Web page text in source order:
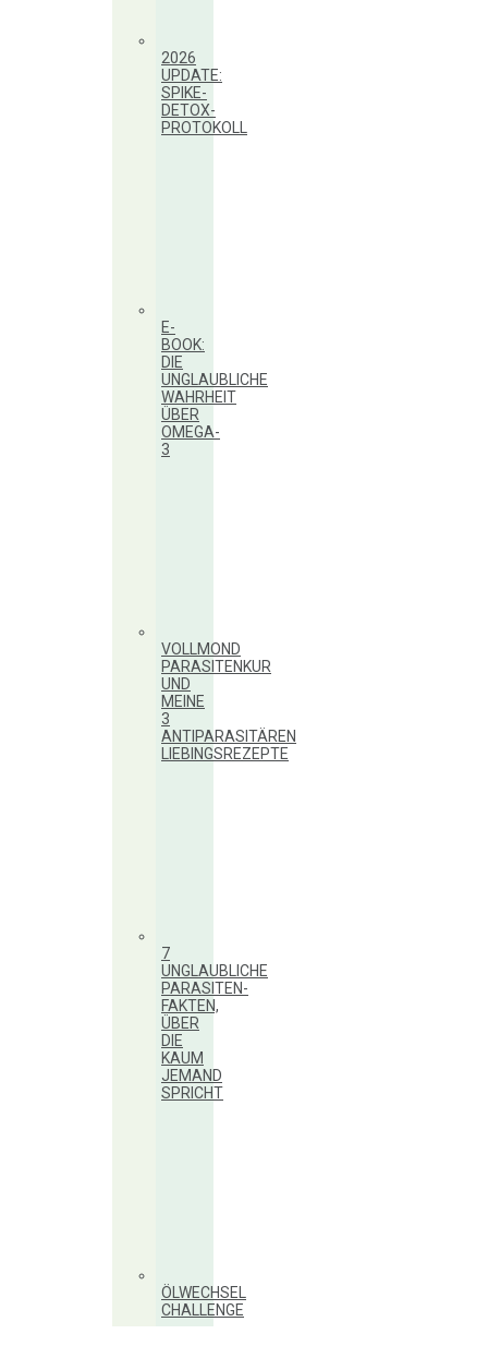
2026
UPDATE:
SPIKE-
DETOX-
PROTOKOLL
E-
BOOK:
DIE
UNGLAUBLICHE
WAHRHEIT
ÜBER
OMEGA-
3
VOLLMOND
PARASITENKUR
UND
MEINE
3
ANTIPARASITÄREN
LIEBINGSREZEPTE
7
UNGLAUBLICHE
PARASITEN-
FAKTEN,
ÜBER
DIE
KAUM
JEMAND
SPRICHT
ÖLWECHSEL
CHALLENGE